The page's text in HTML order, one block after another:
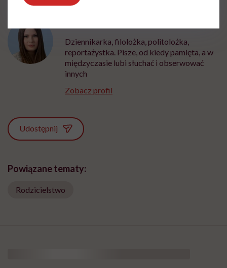
Dziennikarka, filolożka, politolożka,
reportażystka. Pisze, od kiedy pamięta, a w
międzyczasie lubi słuchać i obserwować
innych
Zobacz profil
Udostępnij
Powiązane tematy:
Rodzicielstwo